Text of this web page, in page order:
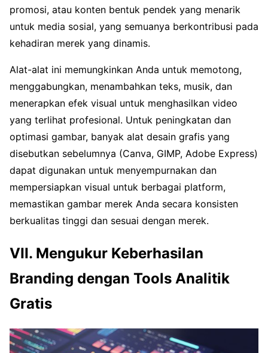
promosi, atau konten bentuk pendek yang menarik
untuk media sosial, yang semuanya berkontribusi pada
kehadiran merek yang dinamis.
Alat-alat ini memungkinkan Anda untuk memotong,
menggabungkan, menambahkan teks, musik, dan
menerapkan efek visual untuk menghasilkan video
yang terlihat profesional. Untuk peningkatan dan
optimasi gambar, banyak alat desain grafis yang
disebutkan sebelumnya (Canva, GIMP, Adobe Express)
dapat digunakan untuk menyempurnakan dan
mempersiapkan visual untuk berbagai platform,
memastikan gambar merek Anda secara konsisten
berkualitas tinggi dan sesuai dengan merek.
VII. Mengukur Keberhasilan
Branding dengan Tools Analitik
Gratis